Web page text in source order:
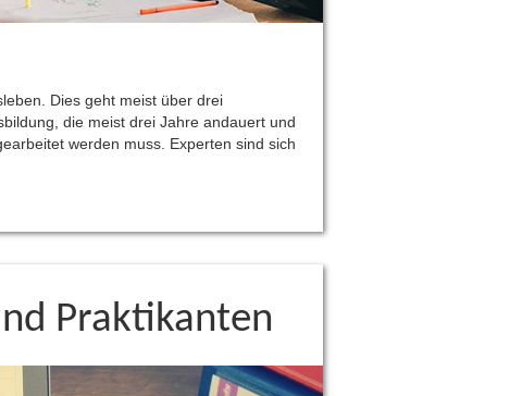
Dies geht meist über drei
die meist drei Jahre andauert und
werden muss. Experten sind sich
Praktikanten